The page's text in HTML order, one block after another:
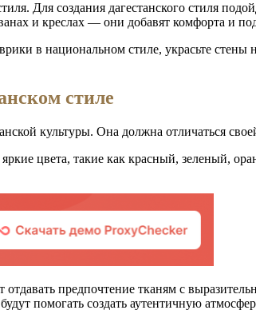
Для создания дагестанского стиля
и креслах — они добавят комфорта и
в национальном стиле, украсьте
стиле
культуры. Она должна отличаться
яркие цвета, такие как красный, зеленый,
отдавать предпочтение тканям с
помогать создать аутентичную